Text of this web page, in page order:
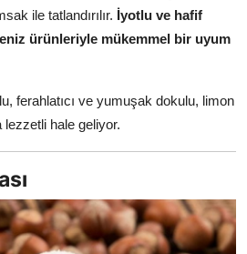
ile tatlandırılır. İyotlu ve hafif
ürünleriyle mükemmel bir uyum
ferahlatıcı ve yumuşak dokulu, limon
hale geliyor.